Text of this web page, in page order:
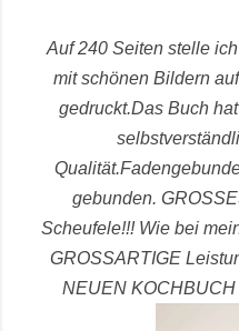
Auf 240 Seiten stelle
mit schönen Bildern
gedruckt.Das Buch
Qualität.
gebunden.
Scheufele!!! Wie bei
GROSSARTIGE
NEUEN KOCHBUCH